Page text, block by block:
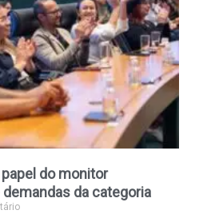
do monitor
da categoria